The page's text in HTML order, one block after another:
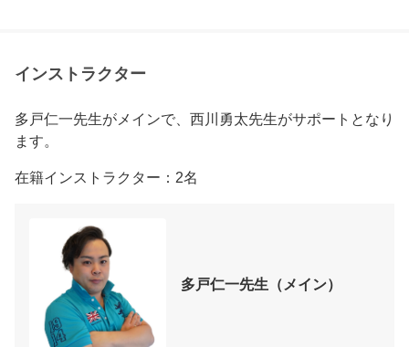
インストラクター
多戸仁一先生がメインで、西川勇太先生がサポートとなり
ます。
在籍インストラクター：2名
多戸仁一先生（メイン）